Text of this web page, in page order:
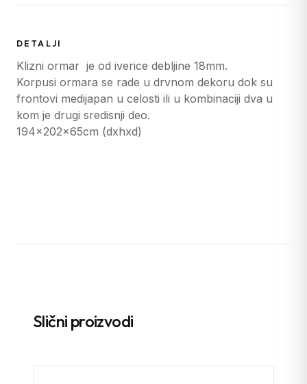
DETALJI
Klizni ormar je od iverice debljine 18mm.
Korpusi ormara se rade u drvnom dekoru dok su
frontovi medijapan u celosti ili u kombinaciji dva u
kom je drugi sredisnji deo.
194x202x65cm (dxhxd)
Slični proizvodi